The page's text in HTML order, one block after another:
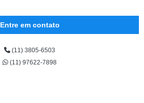
Entre em contato
(11) 3805-6503
(11) 97622-7898